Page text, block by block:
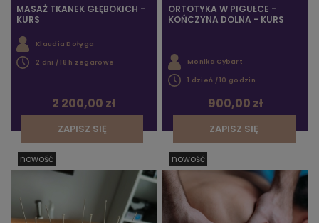
MASAŻ TKANEK GŁĘBOKICH -
KURS
Klaudia Dołęga
2 dni / 18 h zegarowe
2 200,00 zł
ZAPISZ SIĘ
ORTOTYKA W PIGUŁCE -
KOŃCZYNA DOLNA - KURS
Monika Cybart
1 dzień / 10 godzin
900,00 zł
ZAPISZ SIĘ
nowość nowość